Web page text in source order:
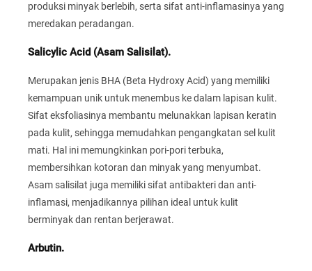
produksi minyak berlebih, serta sifat anti-inflamasinya yang
meredakan peradangan.
Salicylic Acid (Asam Salisilat).
Merupakan jenis BHA (Beta Hydroxy Acid) yang memiliki
kemampuan unik untuk menembus ke dalam lapisan kulit.
Sifat eksfoliasinya membantu melunakkan lapisan keratin
pada kulit, sehingga memudahkan pengangkatan sel kulit
mati. Hal ini memungkinkan pori-pori terbuka,
membersihkan kotoran dan minyak yang menyumbat.
Asam salisilat juga memiliki sifat antibakteri dan anti-
inflamasi, menjadikannya pilihan ideal untuk kulit
berminyak dan rentan berjerawat.
Arbutin.